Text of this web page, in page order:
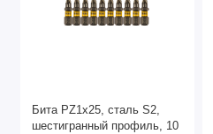
Бита PZ1х25, сталь S2,
шестигранный профиль, 10